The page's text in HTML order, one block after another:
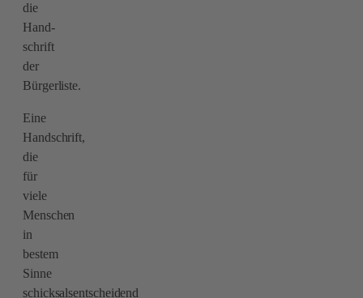
die
Hand-
schrift
der
Bürgerliste.
Eine
Handschrift,
die
für
viele
Menschen
in
bestem
Sinne
schicksalsentscheidend